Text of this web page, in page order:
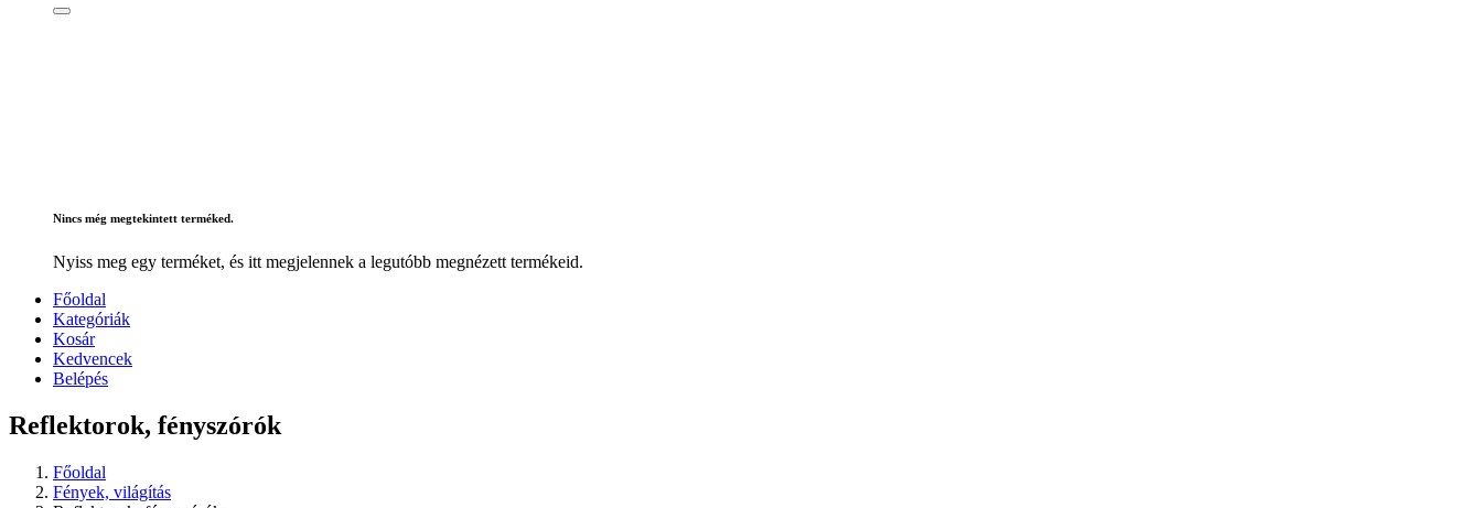
Nincs még megtekintett terméked.
Nyiss meg egy terméket, és itt megjelennek a legutóbb megnézett termékeid.
Főoldal
Kategóriák
Kosár
Kedvencek
Belépés
Reflektorok, fényszórók
Főoldal
Fények, világítás